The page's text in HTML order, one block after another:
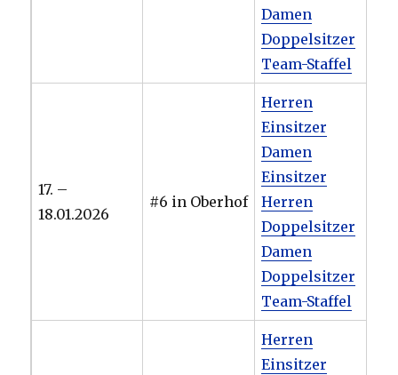
Damen
Doppelsitzer
Team-Staffel
17. –
18.01.2026
#6 in Oberhof
Herren
Einsitzer
Damen
Einsitzer
Herren
Doppelsitzer
Damen
Doppelsitzer
Team-Staffel
Herren
Einsitzer